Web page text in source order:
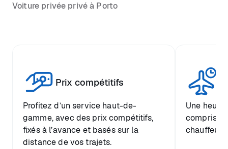
Voiture privée privé à Porto
Prix compétitifs
Profitez d’un service haut-de-
gamme, avec des prix compétitifs,
fixés à l’avance et basés sur la
distance de vos trajets.
Une heure
comprise
chauffeur.